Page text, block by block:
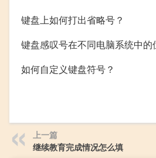
键盘上如何打出省略号？
键盘感叹号在不同电脑系统中的
如何自定义键盘符号？
上一篇
继续教育完成情况怎么填